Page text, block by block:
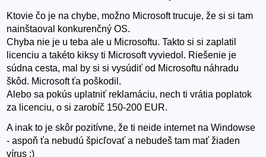
Ktovie čo je na chybe, možno Microsoft trucuje, že si si tam
nainštaoval konkurenčný OS.
Chyba nie je u teba ale u Microsoftu. Takto si si zaplatil
licenciu a takéto kiksy ti Microsoft vyviedol. Riešenie je
súdna cesta, mal by si si vysúdiť od Microsoftu náhradu
škôd. Microsoft ťa poškodil.
Alebo sa pokús uplatniť reklamáciu, nech ti vrátia poplatok
za licenciu, o si zarobíč 150-200 EUR.
A inak to je skôr pozitívne, že ti neide internet na Windowse
- aspoň ťa nebudú špicľovať a nebudeš tam mať žiaden
vírus :)